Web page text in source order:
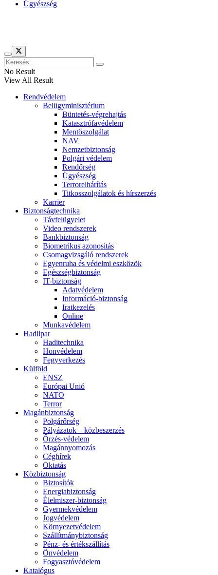
Ügyészség
No Result
View All Result
Rendvédelem
Belügyminisztérium
Büntetés-végrehajtás
Katasztrófavédelem
Mentőszolgálat
NAV
Nemzetbiztonság
Polgári védelem
Rendőrség
Ügyészség
Terrorelhárítás
Titkosszolgálatok és hírszerzés
Karrier
Biztonságtechnika
Távfelügyelet
Video rendszerek
Bankbiztonság
Biometrikus azonosítás
Csomagvizsgáló rendszerek
Egyenruha és védelmi eszközök
Egészségbiztonság
IT-biztonság
Adatvédelem
Információ-biztonság
Iratkezelés
Online
Munkavédelem
Hadiipar
Haditechnika
Honvédelem
Fegyverkezés
Külföld
ENSZ
Európai Unió
NATO
Terror
Magánbiztonság
Polgárőrség
Pályázatok – közbeszerzés
Őrzés-védelem
Magánnyomozás
Céghírek
Oktatás
Közbiztonság
Biztosítók
Energiabiztonság
Élelmiszer-biztonság
Gyermekvédelem
Jogvédelem
Környezetvédelem
Szállítmánybiztonság
Pénz- és értékszállítás
Önvédelem
Fogyasztóvédelem
Katalógus